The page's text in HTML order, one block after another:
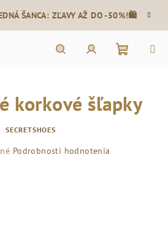
ŠANCA: ZĽAVY AŽ DO -50%!🛍️
košík
korkové šľapky
SECRETSHOES
Podrobnosti hodnotenia